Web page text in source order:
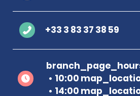
+33 3 83 37 38 59
10:00
14:00